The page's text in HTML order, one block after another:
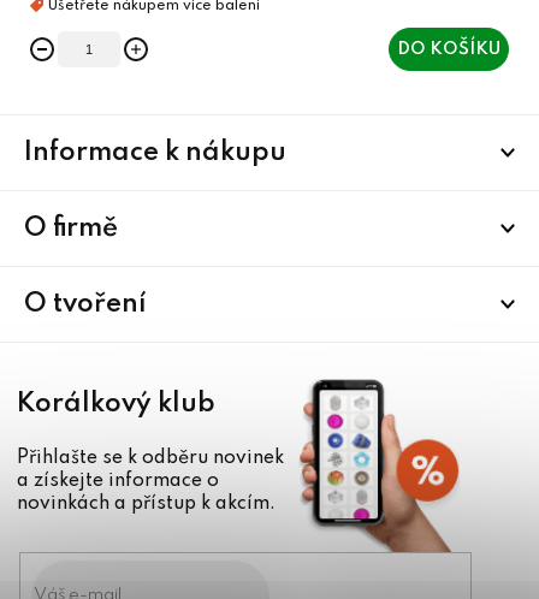
DO KOŠÍKU
Informace k nákupu
O firmě
O tvoření
Korálkový klub
Přihlašte se k odběru novinek
a získejte informace o
novinkách a přístup k akcím.